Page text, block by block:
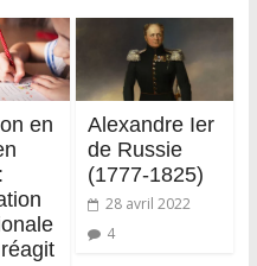
en
Alexandre Ier
de Russie
(1777-1825)
28 avril 2022
4